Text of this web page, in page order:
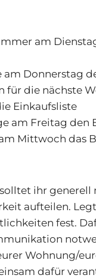
am
am Donnerstag
für die nächste
Einkaufsliste
am Freitag den
Mittwoch das
ihr generell
aufteilen.
fest.
Wohnung/
dafür